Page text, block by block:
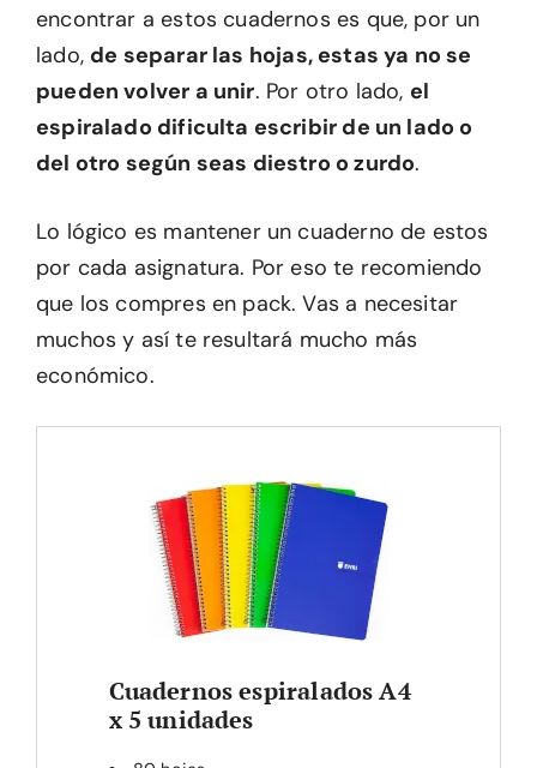
encontrar a estos cuadernos es que, por un
lado, de separar las hojas, estas ya no se
pueden volver a unir. Por otro lado, el
espiralado dificulta escribir de un lado o
del otro según seas diestro o zurdo.
Lo lógico es mantener un cuaderno de estos
por cada asignatura. Por eso te recomiendo
que los compres en pack. Vas a necesitar
muchos y así te resultará mucho más
económico.
Cuadernos espiralados A4
x 5 unidades